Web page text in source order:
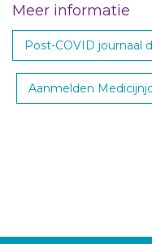
Meer informatie
Post-COVID journaal
Aanmelden